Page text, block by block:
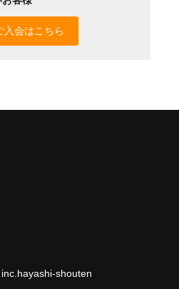
喜酒造（三重県伊賀市）
）
入会はこちら
shouten